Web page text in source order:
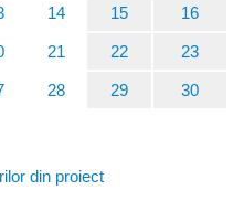
14 15 16
21 22 23
28 29 30
din proiect